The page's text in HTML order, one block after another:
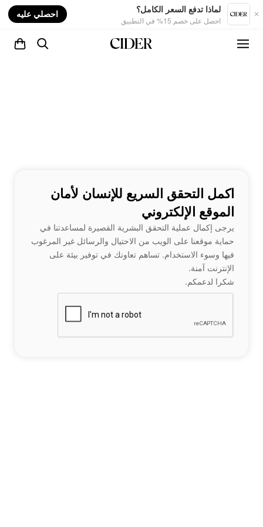
لماذا تدفع السعر الكامل؟
احصل على خصم 15% في التطبيق
احصلي عليه
اكمل التحقق السريع للإنسان لأمان
الموقع الإلكتروني
يرجى إكمال عملية التحقق البشرية القصيرة لمساعدتنا في
حماية موقعنا على الويب من الاحتيال والرسائل غير المرغوب
فيها وسوء الاستخدام. تساهم تعاونك في توفير بيئة على
الإنترنت آمنة.
شكرا لدعمكم.